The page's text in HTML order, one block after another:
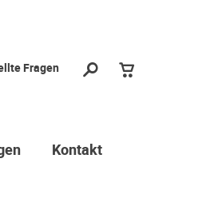
Fragen
Kontakt